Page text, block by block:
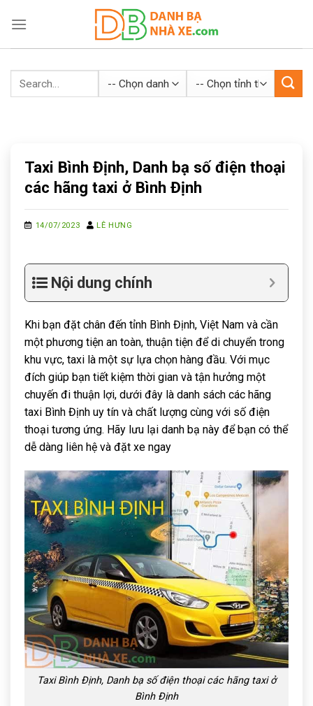
Taxi Bình Định, Danh bạ số điện thoại
các hãng taxi ở Bình Định
14/07/2023 LÊ HƯNG
Nội dung chính
Khi bạn đặt chân đến tỉnh Bình Định, Việt Nam và cần
một phương tiện an toàn, thuận tiện để di chuyển trong
khu vực, taxi là một sự lựa chọn hàng đầu. Với mục
đích giúp bạn tiết kiệm thời gian và tận hưởng một
chuyến đi thuận lợi, dưới đây là danh sách các hãng
taxi Bình Định uy tín và chất lượng cùng với số điện
thoại tương ứng. Hãy lưu lại danh bạ này để bạn có thể
dễ dàng liên hệ và đặt xe ngay
Taxi Bình Định, Danh bạ số điện thoại các hãng taxi ở
Bình Định